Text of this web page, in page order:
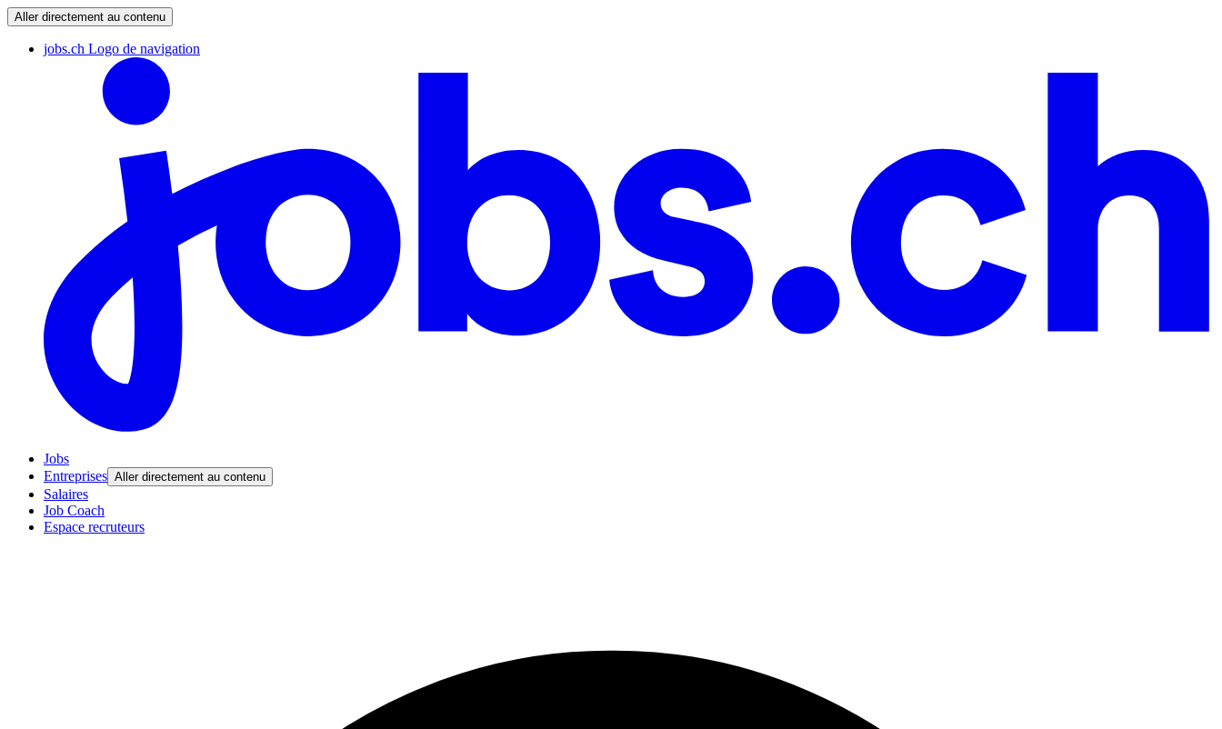
Aller directement au contenu
jobs.ch Logo de navigation
Jobs
Entreprises Aller directement au contenu
Salaires
Job Coach
Espace recruteurs